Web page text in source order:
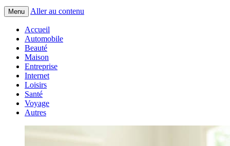
Menu Aller au contenu
Accueil
Automobile
Beauté
Maison
Entreprise
Internet
Loisirs
Santé
Voyage
Autres